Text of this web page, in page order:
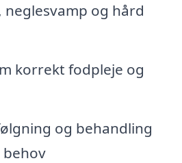
neglesvamp og hård
korrekt fodpleje og
og behandling